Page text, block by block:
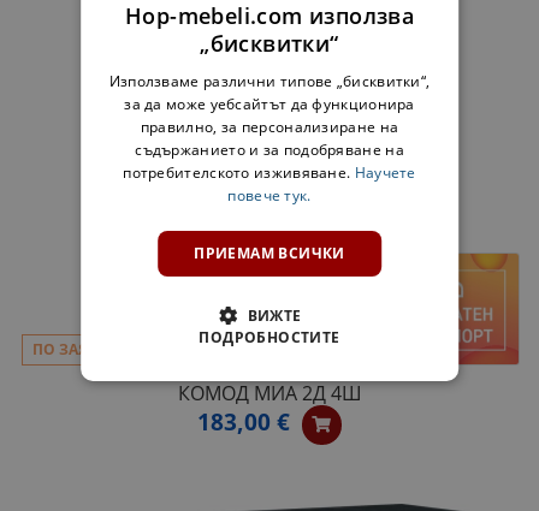
ПО ЗАЯВКА
КОМОД МИА 2Д 4Ш
183,00 €
Hop-mebeli.com използва
„бисквитки“
Използваме различни типове „бисквитки“,
за да може уебсайтът да функционира
правилно, за персонализиране на
съдържанието и за подобряване на
потребителското изживяване. Научете
повече тук.
ПРИЕМАМ ВСИЧКИ
ВИЖТЕ
ПОДРОБНОСТИТЕ